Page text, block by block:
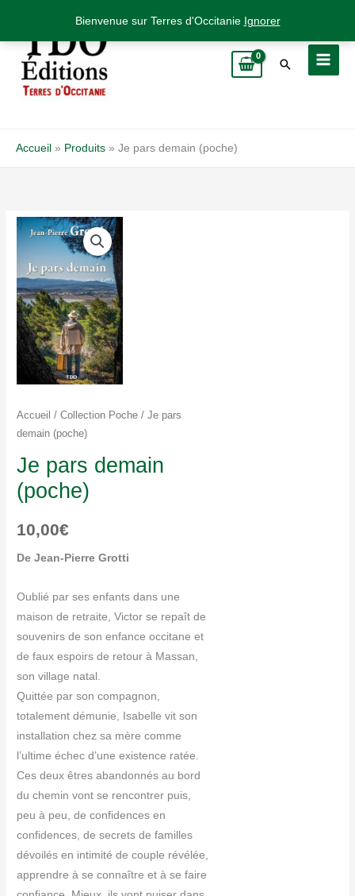
Bienvenue sur Terres d'Occitanie Ignorer
contenu
Rechercher
Accueil Produits Je pars demain (poche)
Accueil /Collection Poche / Je pars
demain (poche)
Je pars demain
(poche)
10,00€
De Jean-Pierre Grotti
Oublié par ses enfants dans une
maison de retraite, Victor se repaît de
souvenirs de son enfance occitane et
de faux espoirs de retour à Massan,
son village natal.
Quittée par son compagnon,
totalement démunie, Isabelle vit son
installation chez sa mère comme
l’ultime échec d’une existence ratée.
Ces deux êtres abandonnés au bord
du chemin vont se rencontrer puis,
peu à peu, de confidences en
confidences, de secrets de familles
dévoilés en intimité de couple révélée,
apprendre à se connaître et à se faire